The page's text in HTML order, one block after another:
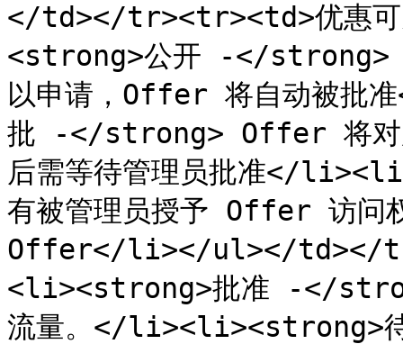
</td></tr><tr><td>优惠
<strong>公开 -</strong>
以申请，Offer 将自动被
批 -</strong> Offer 将对
后需等待管理员批准</
有被管理员授予 Offer 访问
Offer</li></ul></td></
<li><strong>批准 -</
流量。</li><li><strong>